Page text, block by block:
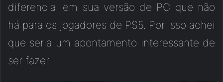
diferencial em sua versão de PC que não
há para os jogadores de PS5. Por isso achei
que seria um apontamento interessante de
ser fazer.